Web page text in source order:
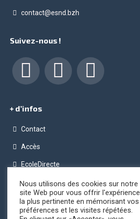
contact@esnd.bzh
Suivez-nous !
Facebook LinkedIn Instagram
+ d’infos
Contact
Accès
EcoleDirecte
Programme OPC (Ordinateur Pour Chacun)
Conditions générales de vente
Registre public d’accessibilité
Nous utilisons des cookies sur notre
site Web pour vous offrir l'expérience
la plus pertinente en mémorisant vos
préférences et les visites répétées.